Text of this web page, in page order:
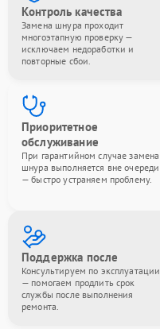
Контроль качества
Замена шнура проходит
многоэтапную проверку —
исключаем недоработки и
повторные сбои.
Приоритетное
обслуживание
При гарантийном случае замена
шнура выполняется вне очереди
— быстро устраняем проблему.
Поддержка после
Консультируем по эксплуатации
— помогаем продлить срок
службы после выполнения
ремонта.